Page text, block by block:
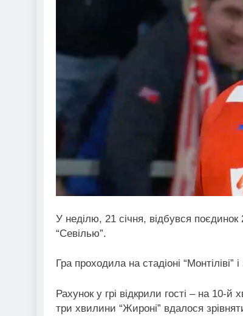
У неділю, 21 січня, відбувся
“Севілью”.
Гра проходила на стадіоні
Рахунок у грі відкрили гості – на 10-
три хвилини “Жироні” вдалося